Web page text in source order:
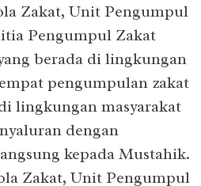
Zakat, Unit Pengumpul
Pengumpul Zakat
berada di lingkungan
pengumpulan zakat
lingkungan masyarakat
dengan
kepada Mustahik.
Zakat, Unit Pengumpul